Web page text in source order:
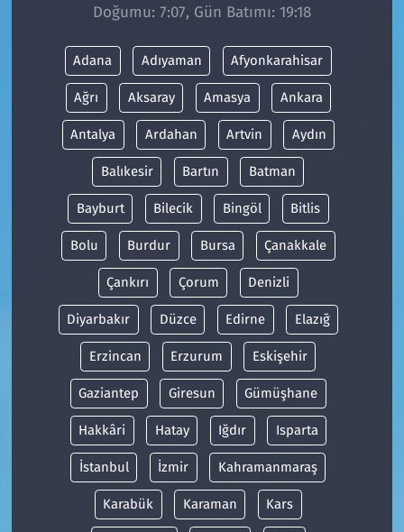
Doğumu: 7:07, Gün Batımı: 19:18
Adana Adıyaman Afyonkarahisar
Ağrı Aksaray Amasya Ankara
Antalya Ardahan Artvin Aydın
Balıkesir Bartın Batman
Bayburt Bilecik Bingöl Bitlis
Bolu Burdur Bursa Çanakkale
Çankırı Çorum Denizli
Diyarbakır Düzce Edirne Elazığ
Erzincan Erzurum Eskişehir
Gaziantep Giresun Gümüşhane
Hakkâri Hatay Iğdır Isparta
İstanbul İzmir Kahramanmaraş
Karabük Karaman Kars